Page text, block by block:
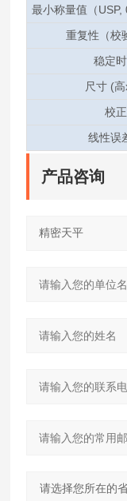
最小称量值（USP,
重复性（校
稳定
尺寸 (
校正
线性误
产品咨询